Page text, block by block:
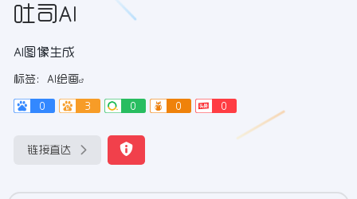
吐司AI
AI图像生成
标签： AI绘画
0 3 0 0 0
链接直达